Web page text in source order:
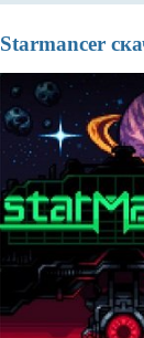
Starmancer